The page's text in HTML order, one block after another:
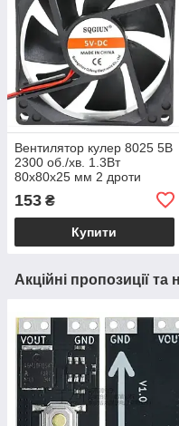
Вентилятор кулер 8025 5В
2300 об./хв. 1.3Вт
80x80x25 мм 2 дроти
153 ₴
Купити
Акційні пропозиції та